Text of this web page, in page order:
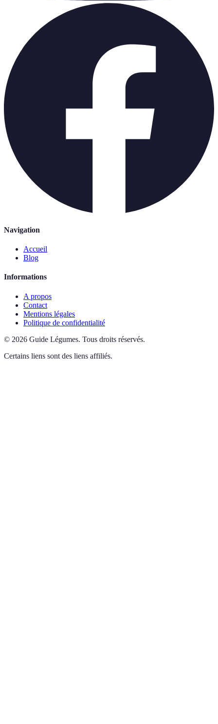
Navigation
Accueil
Blog
Informations
A propos
Contact
Mentions légales
Politique de confidentialité
© 2026 Guide Légumes. Tous droits réservés.
Certains liens sont des liens affiliés.